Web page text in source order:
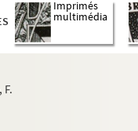
Imprimés
multimédia
F.